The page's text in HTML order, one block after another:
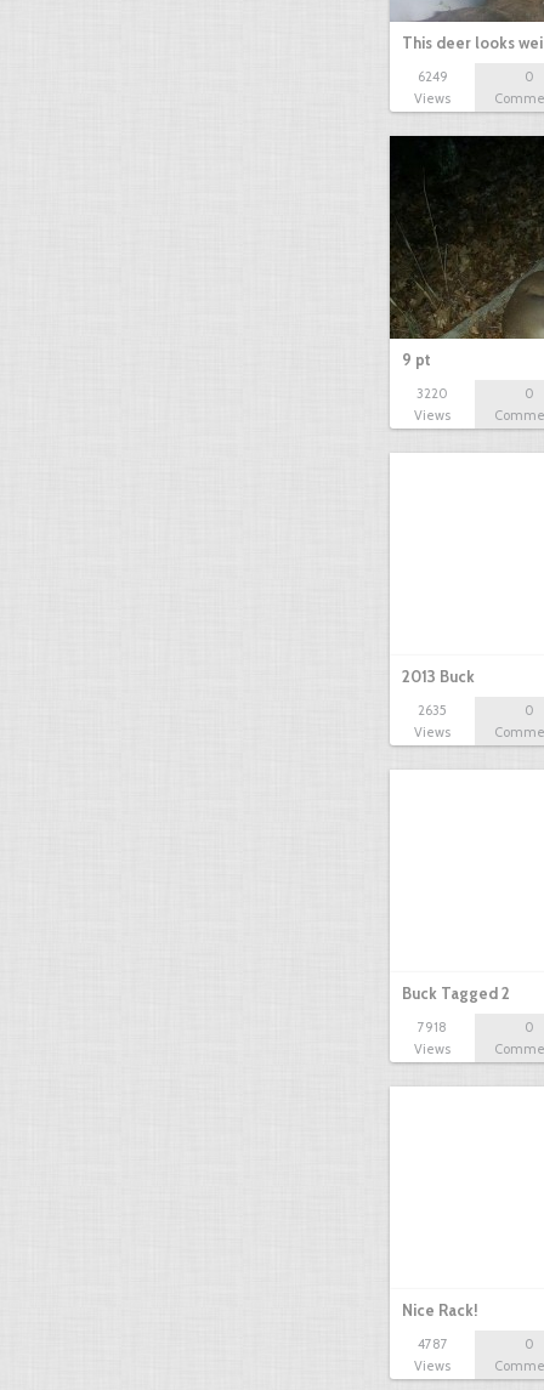
This deer looks
6249
Views
0
9 pt
3220
Views
0
2013 Buck
2635
Views
0
Buck Tagged 2
7918
Views
0
Nice Rack!
4787
Views
0